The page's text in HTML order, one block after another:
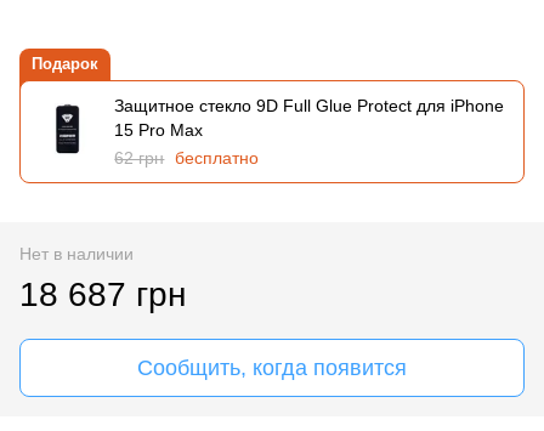
Подарок
Защитное стекло 9D Full Glue Protect для iPhone
15 Pro Max
62 грн бесплатно
Нет в наличии
18 687 грн
Сообщить, когда появится